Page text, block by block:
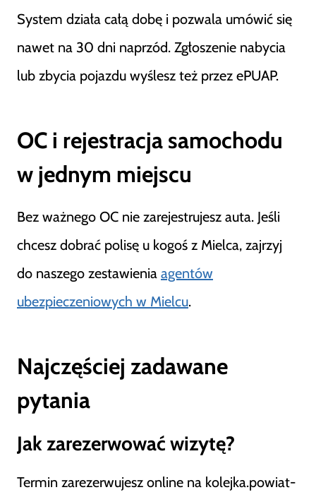
System działa całą dobę i pozwala umówić się
nawet na 30 dni naprzód. Zgłoszenie nabycia
lub zbycia pojazdu wyślesz też przez ePUAP.
OC i rejestracja samochodu
w jednym miejscu
Bez ważnego OC nie zarejestrujesz auta. Jeśli
chcesz dobrać polisę u kogoś z Mielca, zajrzyj
do naszego zestawienia agentów
ubezpieczeniowych w Mielcu.
Najczęściej zadawane
pytania
Jak zarezerwować wizytę?
Termin zarezerwujesz online na kolejka.powiat-